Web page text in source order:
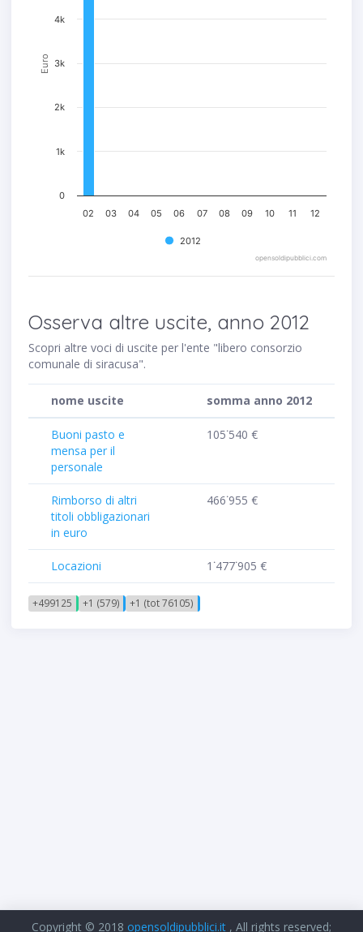
Euro
2012
02 08
03 04 05 06 07 09 10 11 12
0
1k
2k
3k
4k
opensoldipubblici.com
Osserva altre uscite, anno 2012
Scopri altre voci di uscite per l'ente "libero consorzio
comunale di siracusa".
nome uscite somma anno 2012
Buoni pasto e
mensa per il
personale
105˙540 €
Rimborso di altri
titoli obbligazionari
in euro
466˙955 €
Locazioni 1˙477˙905 €
+499125 +1 (579) +1 (tot 76105)
Copyright © 2018 opensoldipubblici.it , All rights reserved;